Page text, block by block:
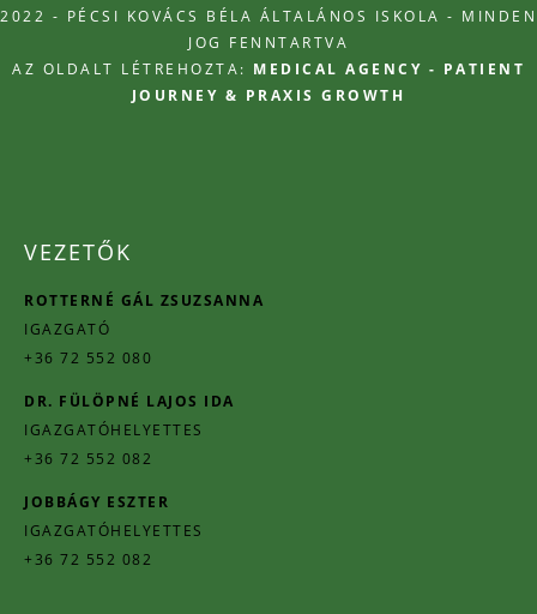
2022 - PÉCSI KOVÁCS BÉLA ÁLTALÁNOS ISKOLA - MINDEN
JOG FENNTARTVA
AZ OLDALT LÉTREHOZTA: MEDICAL AGENCY - PATIENT
JOURNEY & PRAXIS GROWTH
VEZETŐK
ROTTERNÉ GÁL ZSUZSANNA
IGAZGATÓ
+36 72 552 080
DR. FÜLÖPNÉ LAJOS IDA
IGAZGATÓHELYETTES
+36 72 552 082
JOBBÁGY ESZTER
IGAZGATÓHELYETTES
+36 72 552 082